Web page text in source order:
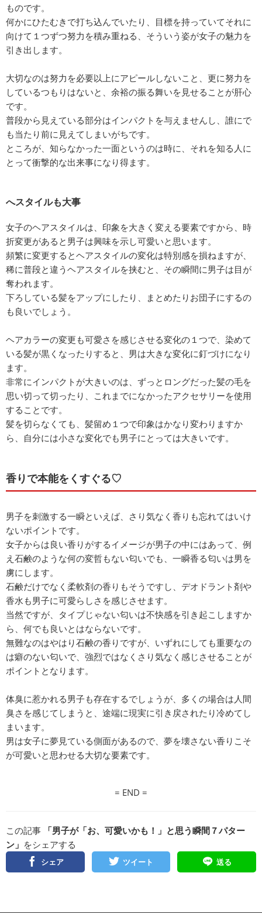
ものです。
何かにひたむきで打ち込んでいたり、目標を持っていてそれに
向けて１つずつ努力を積み重ねる、そういう姿が女子の魅力を
引き出します。
大切なのは努力を必要以上にアピールしないこと、更に努力を
しているつもりはないと、余裕の振る舞いを見せることが肝心
です。
普段から見えている部分はインパクトを与えませんし、誰にで
も当たり前に見えてしまいがちです。
ところが、知らなかった一面というのは時に、それを知る人に
とって衝撃的な出来事になり得ます。
へスタイルも大事
女子のヘアスタイルは、印象を大きく変える要素ですから、時
折変更があると男子は興味を示し可愛いと思います。
頻繁に変更するとヘアスタイルの変化は特別感を損ねますが、
稀に普段と違うヘアスタイルを挟むと、その瞬間に男子は目が
奪われます。
下ろしている髪をアップにしたり、まとめたりお団子にするの
も良いでしょう。
ヘアカラーの変更も可愛さを感じさせる変化の１つで、染めて
いる髪が黒くなったりすると、男は大きな変化に釘づけになり
ます。
非常にインパクトが大きいのは、ずっとロングだった髪の毛を
思い切って切ったり、これまでになかったアクセサリーを使用
することです。
髪を切らなくても、髪留め１つで印象はかなり変わりますか
ら、自分には小さな変化でも男子にとっては大きいです。
香りで本能をくすぐる♡
男子を刺激する一瞬といえば、さり気なく香りも忘れてはいけ
ないポイントです。
女子からは良い香りがするイメージが男子の中にはあって、例
え石鹸のような何の変哲もない匂いでも、一瞬香る匂いは男を
虜にします。
石鹸だけでなく柔軟剤の香りもそうですし、デオドラント剤や
香水も男子に可愛らしさを感じさせます。
当然ですが、タイプじゃない匂いは不快感を引き起こしますか
ら、何でも良いとはならないです。
無難なのはやはり石鹸の香りですが、いずれにしても重要なの
は癖のない匂いで、強烈ではなくさり気なく感じさせることが
ポイントとなります。
体臭に惹かれる男子も存在するでしょうが、多くの場合は人間
臭さを感じてしまうと、途端に現実に引き戻されたり冷めてし
まいます。
男は女子に夢見ている側面があるので、夢を壊さない香りこそ
が可愛いと思わせる大切な要素です。
= END =
この記事
「男子が「お、可愛いかも！」と思う瞬間７パター
ン」 をシェアする
シェア ツイート 送る